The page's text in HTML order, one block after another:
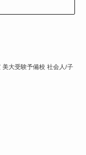
美大受験予備校 社会人/子